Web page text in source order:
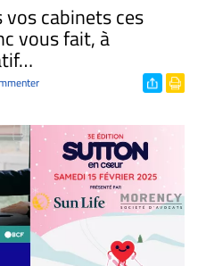
vos cabinets ces
vous fait, à